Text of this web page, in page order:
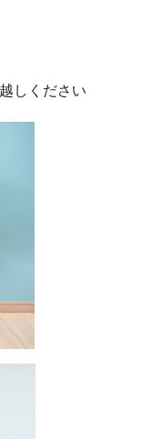
しください